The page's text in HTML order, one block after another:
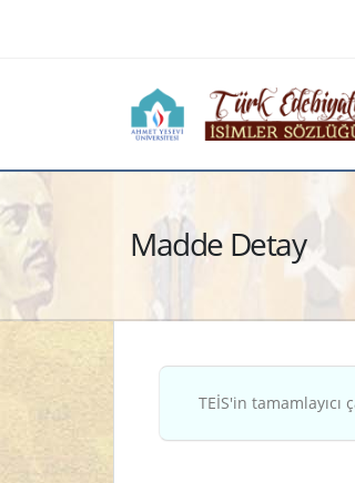
Madde Detay
TEİS'in tamamlayıcı